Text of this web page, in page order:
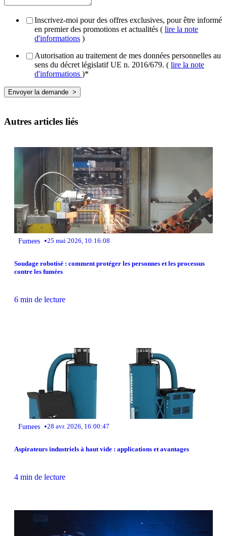
Inscrivez-moi pour des offres exclusives, pour être informé
en premier des promotions et actualités ( lire la note
d'informations )
Autorisation au traitement de mes données personnelles au
sens du décret législatif UE n. 2016/679. ( lire la note
d'informations )*
Autres articles liés
Fumees •25 mai 2026, 10:16:08
Soudage robotisé : comment protéger les personnes et les processus
contre les fumées
6 min de lecture
Fumees •28 avr. 2026, 16:00:47
Aspirateurs industriels à haut vide : applications et avantages
4 min de lecture